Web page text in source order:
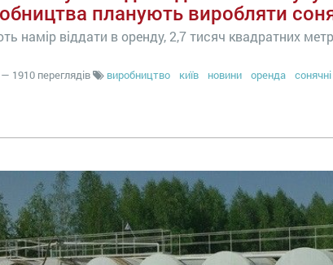
планують виробляти
намір віддати в оренду, 2,7 тисяч квадратних
— 1910 переглядів виробництво київ новини оренда